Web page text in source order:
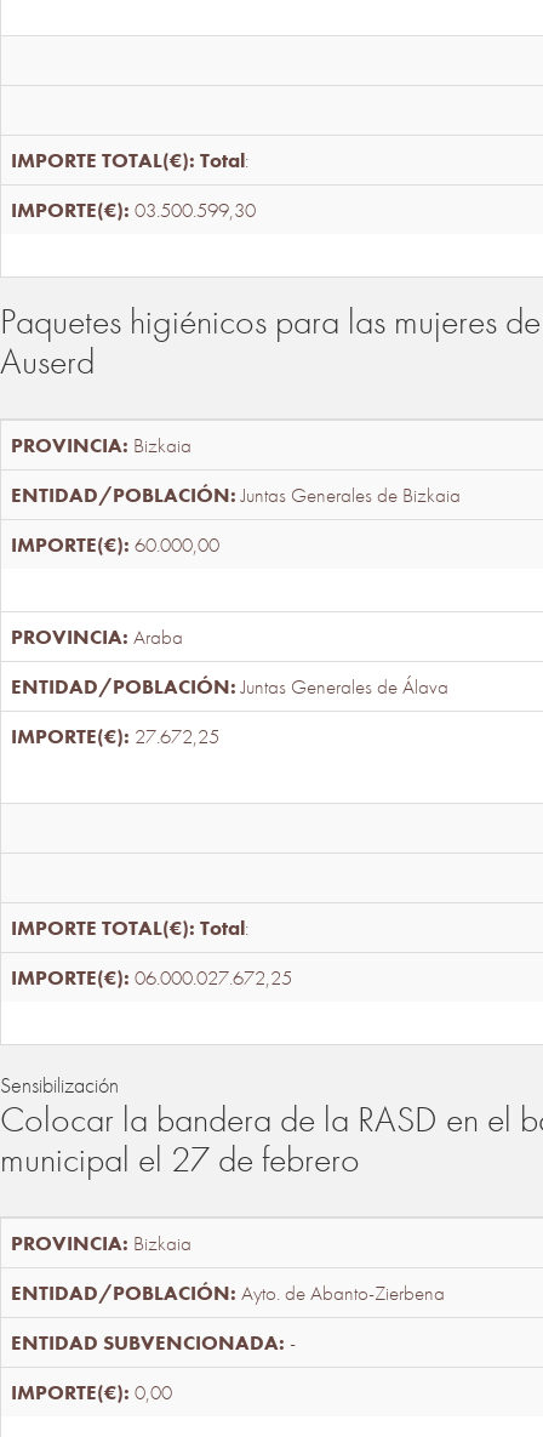
Total:
03.500.599,30
Paquetes higiénicos para las mujeres
Auserd
Bizkaia
Juntas Generales de Bizkaia
60.000,00
Araba
Juntas Generales de Álava
27.672,25
Total:
06.000.027.672,25
Sensibilización
Colocar la bandera de la RASD en el
municipal el 27 de febrero
Bizkaia
Ayto. de Abanto-Zierbena
-
0,00